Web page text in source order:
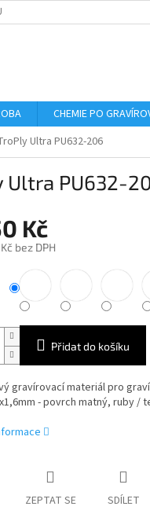
CHEMIE PO
Ultra PU632-206
Ultra PU632-
Kč
bez DPH
Přidat do košíku
gravírovací materiál pro
- povrch matný, ruby /
ZEPTAT SE SDÍLET